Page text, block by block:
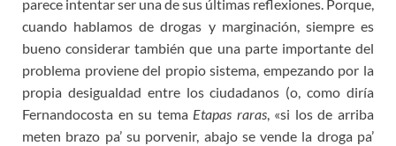
parece intentar ser una de sus últimas reflexiones. Porque,
cuando hablamos de drogas y marginación, siempre es
bueno considerar también que una parte importante del
problema proviene del propio sistema, empezando por la
propia desigualdad entre los ciudadanos (o, como diría
Fernandocosta en su tema Etapas raras, «si los de arriba
meten brazo pa’ su porvenir, abajo se vende la droga pa’